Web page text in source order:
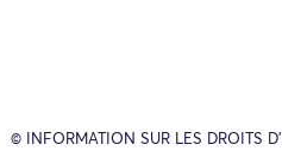
© INFORMATION SUR LES DROITS